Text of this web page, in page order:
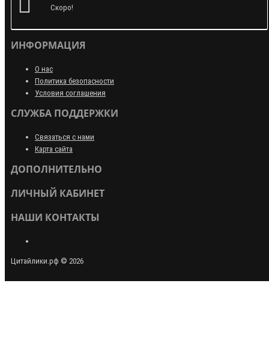
Скоро!
ИНФОРМАЦИЯ
О нас
Политика безопасности
Условия соглашения
СЛУЖБА ПОДДЕРЖКИ
Связаться с нами
Карта сайта
ДОПОЛНИТЕЛЬНО
ЛИЧНЫЙ КАБИНЕТ
НАШИ КОНТАКТЫ
Цитайлики.рф © 2026